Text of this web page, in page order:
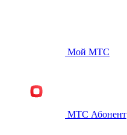
Мой МТС
МТС Абонент